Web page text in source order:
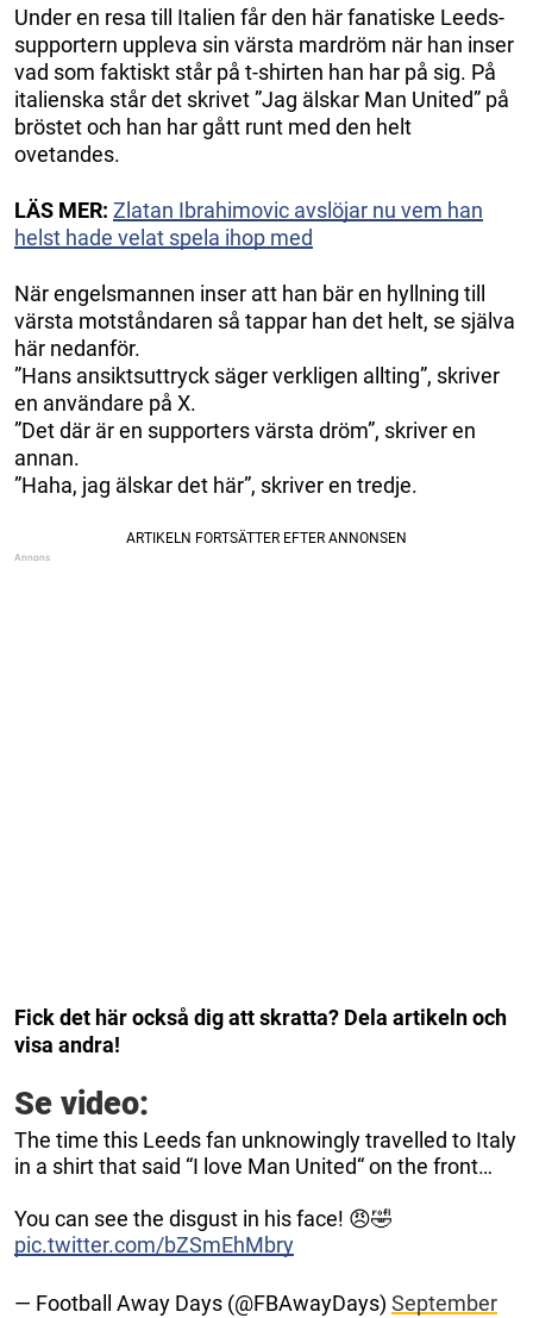
Under en resa till Italien får den här fanatiske Leeds-
supportern uppleva sin värsta mardröm när han inser
vad som faktiskt står på t-shirten han har på sig. På
italienska står det skrivet ”Jag älskar Man United” på
bröstet och han har gått runt med den helt
ovetandes.
LÄS MER: Zlatan Ibrahimovic avslöjar nu vem han
helst hade velat spela ihop med
När engelsmannen inser att han bär en hyllning till
värsta motståndaren så tappar han det helt, se själva
här nedanför.
”Hans ansiktsuttryck säger verkligen allting”, skriver
en användare på X.
”Det där är en supporters värsta dröm”, skriver en
annan.
”Haha, jag älskar det här”, skriver en tredje.
Fick det här också dig att skratta? Dela artikeln och
visa andra!
Se video:
The time this Leeds fan unknowingly travelled to Italy
in a shirt that said “I love Man United“ on the front…
You can see the disgust in his face! 😠🤣
pic.twitter.com/bZSmEhMbry
— Football Away Days (@FBAwayDays) September